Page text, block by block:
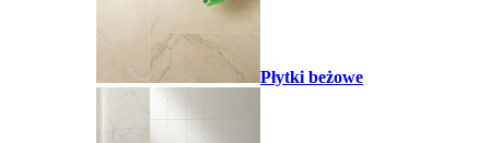
Płytki beżowe